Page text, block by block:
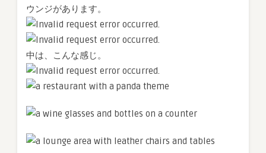
ウンジがあります。
中は、こんな感じ。